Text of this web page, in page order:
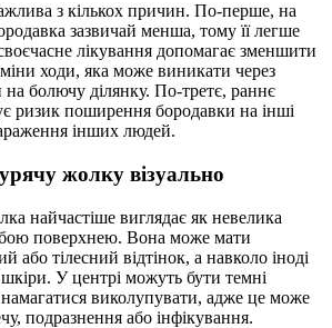
з кількох причин. По-перше, на
зазвичай менша, тому її легше
лікування допомагає зменшити
ходи, яка може виникати через
болючу ділянку. По-третє, раннє
ризик поширення бородавки на інші
інших людей.
жолку візуально
найчастіше виглядає як невелика
поверхнею. Вона може мати
або тілесний відтінок, а навколо іноді
У центрі можуть бути темні
виколупувати, адже це може
подразнення або інфікування.